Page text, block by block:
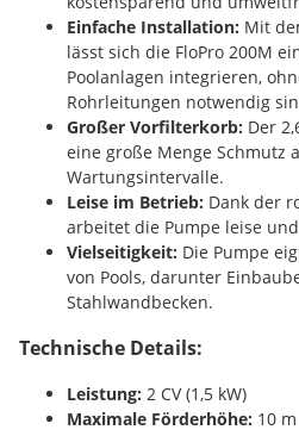
Einfache Installation: Mit
lässt sich die FloPro 200M
Poolanlagen integrieren,
Rohrleitungen notwendig
Großer Vorfilterkorb: Der
eine große Menge Schmutz
Wartungsintervalle.
Leise im Betrieb: Dank der
arbeitet die Pumpe leise
Vielseitigkeit: Die Pumpe
von Pools, darunter
Stahlwandbecken.
Technische Details:
Leistung: 2 CV (1,5 kW)
Maximale Förderhöhe: 10 m